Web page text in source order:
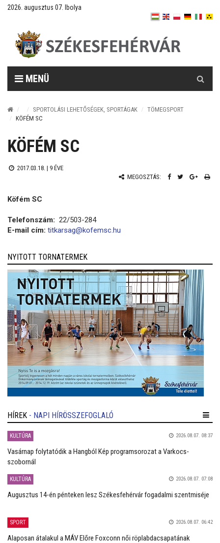
2026. augusztus 07. Ibolya
MENÜ
SPORTOLÁSI LEHETŐSÉGEK, SPORTÁGAK
TÖMEGSPORT
KÖFÉM SC
KÖFÉM SC
2017.03.18. | 9 ÉVE
MEGOSZTÁS:
Köfém SC
Telefonszám: 22/503-284
E-mail cím: titkarsag@kofemsc.hu
NYITOTT TORNATERMEK
HÍREK - NAPI HÍRÖSSZEFOGLALÓ
KULTÚRA 2026.08.07. 08:37
Vasárnap folytatódik a Hangból Kép programsorozat a Varkocs-
szobornál
KULTÚRA 2026.08.07. 07:08
Augusztus 14-én pénteken lesz Székesfehérvár fogadalmi szentmiséje
SPORT 2026.08.07. 06:42
Alaposan átalakul a MÁV Előre Foxconn női röplabdacsapatának